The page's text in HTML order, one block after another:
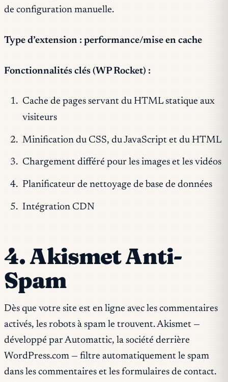
de configuration manuelle.
Type d’extension : performance/mise en cache
Fonctionnalités clés (WP Rocket) :
Cache de pages servant du HTML statique aux
visiteurs
Minification du CSS, du JavaScript et du HTML
Chargement différé pour les images et les vidéos
Planificateur de nettoyage de base de données
Intégration CDN
4. Akismet Anti-
Spam
Dès que votre site est en ligne avec les commentaires
activés, les robots à spam le trouvent. Akismet —
développé par Automattic, la société derrière
WordPress.com — filtre automatiquement le spam
dans les commentaires et les formulaires de contact.